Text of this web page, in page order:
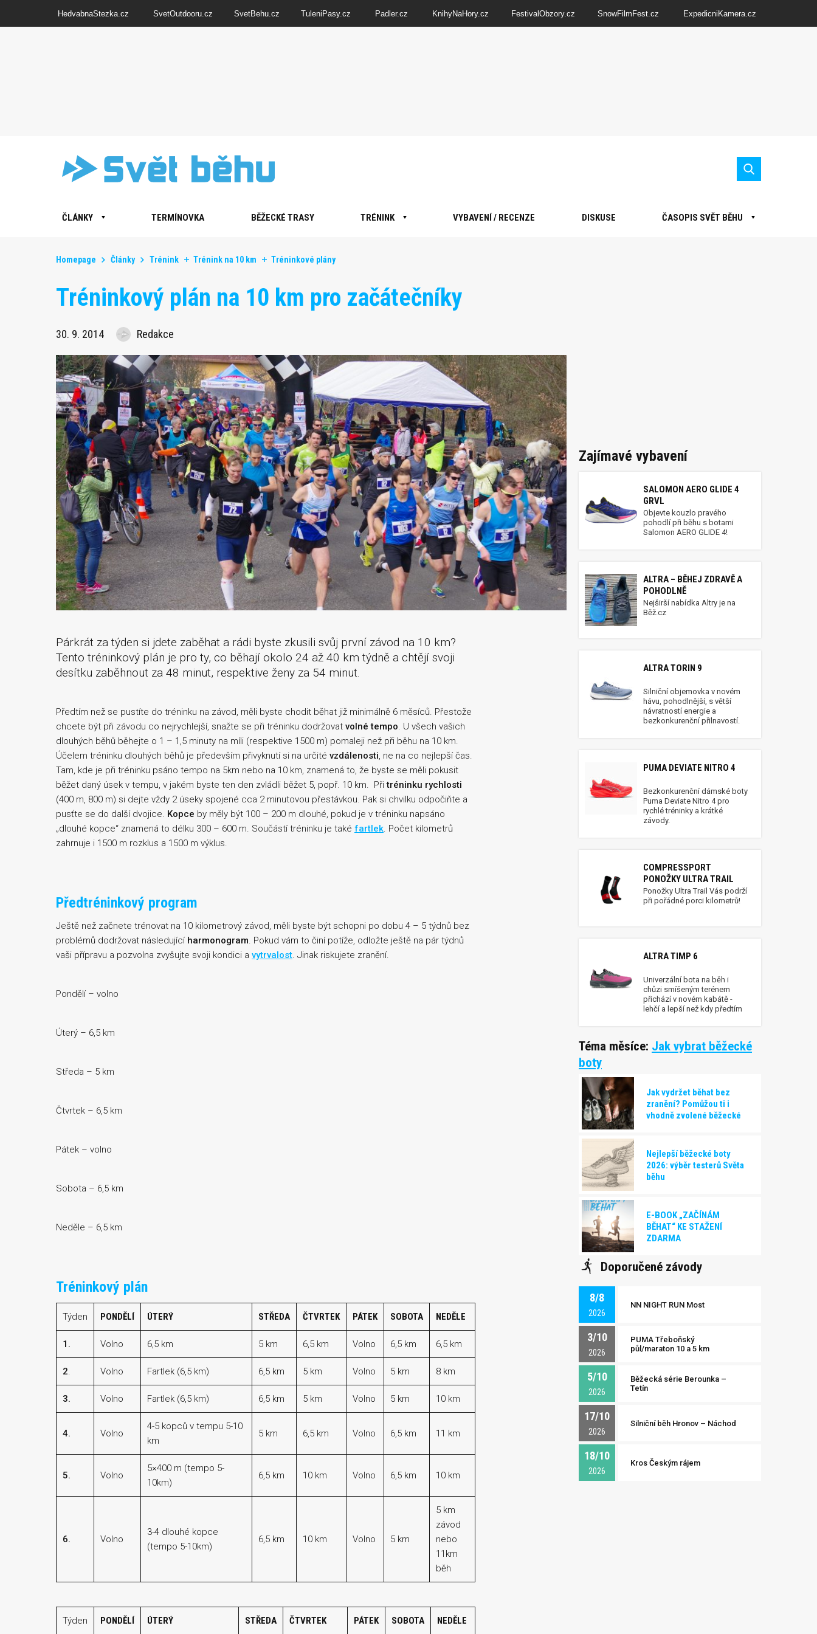
HedvabnaStezka.cz SvetOutdooru.cz SvetBehu.cz TuleniPasy.cz Padler.cz KnihyNaHory.cz FestivalObzory.cz SnowFilmFest.cz ExpedicniKamera.cz
ČLÁNKY TERMÍNOVKA BĚŽECKÉ TRASY TRÉNINK VYBAVENÍ / RECENZE DISKUSE ČASOPIS SVĚT BĚHU
Homepage Články Trénink Trénink na 10 km Tréninkové plány
Tréninkový plán na 10 km pro začátečníky
30. 9. 2014 Redakce
Párkrát za týden si jdete zaběhat a rádi byste zkusili svůj první závod na 10 km?
Tento tréninkový plán je pro ty, co běhají okolo 24 až 40 km týdně a chtějí svoji
desítku zaběhnout za 48 minut, respektive ženy za 54 minut.
Předtím než se pustíte do tréninku na závod, měli byste chodit běhat již minimálně 6 měsíců. Přestože
chcete být při závodu co nejrychlejší, snažte se při tréninku dodržovat volné tempo. U všech vašich
dlouhých běhů běhejte o 1 – 1,5 minuty na míli (respektive 1500 m) pomaleji než při běhu na 10 km.
Účelem tréninku dlouhých běhů je především přivyknutí si na určité vzdálenosti, ne na co nejlepší čas.
Tam, kde je při tréninku psáno tempo na 5km nebo na 10 km, znamená to, že byste se měli pokusit
běžet daný úsek v tempu, v jakém byste ten den zvládli běžet 5, popř. 10 km. Přitréninku rychlosti
(400 m, 800 m) si dejte vždy 2 úseky spojené cca 2 minutovou přestávkou. Pak si chvilku odpočiňte a
pusťte se do další dvojice. Kopce by měly být 100 – 200 m dlouhé, pokud je v tréninku napsáno
„dlouhé kopce“ znamená to délku 300 – 600 m. Součástí tréninku je také fartlek. Počet kilometrů
zahrnuje i 1500 m rozklus a 1500 m výklus.
Předtréninkový program
Ještě než začnete trénovat na 10 kilometrový závod, měli byste být schopni po dobu 4 – 5 týdnů bez
problémů dodržovat následující harmonogram. Pokud vám to činí potíže, odložte ještě na pár týdnů
vaši přípravu a pozvolna zvyšujte svoji kondici a vytrvalost. Jinak riskujete zranění.
Pondělí – volno
Úterý – 6,5 km
Středa – 5 km
Čtvrtek – 6,5 km
Pátek – volno
Sobota – 6,5 km
Neděle – 6,5 km
Tréninkový plán
Týden PONDĚLÍ ÚTERÝ STŘEDA ČTVRTEK PÁTEK SOBOTA NEDĚLE
1. Volno 6,5 km 5 km 6,5 km Volno 6,5 km 6,5 km
2. Volno Fartlek (6,5 km) 6,5 km 5 km Volno 5 km 8 km
3. Volno Fartlek (6,5 km) 6,5 km 5 km Volno 5 km 10 km
4. Volno
4-5 kopců v tempu 5-10
km
5 km 6,5 km Volno 6,5 km 11 km
5. Volno
5×400 m (tempo 5-
10km)
6,5 km 10 km Volno 6,5 km 10 km
6. Volno
3-4 dlouhé kopce
(tempo 5-10km)
6,5 km 10 km Volno 5 km
5 km
závod
nebo
11km
běh
Týden PONDĚLÍ ÚTERÝ STŘEDA ČTVRTEK PÁTEK SOBOTA NEDĚLE
Zajímavé vybavení
SALOMON AERO GLIDE 4
GRVL
Objevte kouzlo pravého
pohodlí při běhu s botami
Salomon AERO GLIDE 4!
ALTRA – BĚHEJ ZDRAVĚ A
POHODLNĚ
Nejširší nabídka Altry je na
Běž.cz
ALTRA TORIN 9
Silniční objemovka v novém
hávu, pohodlnější, s větší
návratností energie a
bezkonkurenční přilnavostí.
PUMA DEVIATE NITRO 4
Bezkonkurenční dámské boty
Puma Deviate Nitro 4 pro
rychlé tréninky a krátké
závody.
COMPRESSPORT
PONOŽKY ULTRA TRAIL
Ponožky Ultra Trail Vás podrží
při pořádné porci kilometrů!
ALTRA TIMP 6
Univerzální bota na běh i
chůzi smíšeným terénem
přichází v novém kabátě -
lehčí a lepší než kdy předtím
Téma měsíce: Jak vybrat běžecké
boty
Jak vydržet běhat bez
zranění? Pomůžou ti i
vhodně zvolené běžecké
Nejlepší běžecké boty
2026: výběr testerů Světa
běhu
E-BOOK „ZAČÍNÁM
BĚHAT“ KE STAŽENÍ
ZDARMA
Doporučené závody
8/8
2026
NN NIGHT RUN Most
3/10
2026
PUMA Třeboňský
půl/maraton 10 a 5 km
5/10
2026
Běžecká série Berounka –
Tetín
17/10
2026
Silniční běh Hronov – Náchod
18/10
2026
Kros Českým rájem